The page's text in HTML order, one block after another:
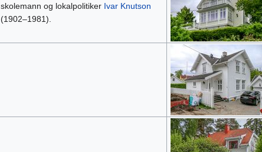
skolemann og lokalpolitiker Ivar Knutson
(1902–1981).